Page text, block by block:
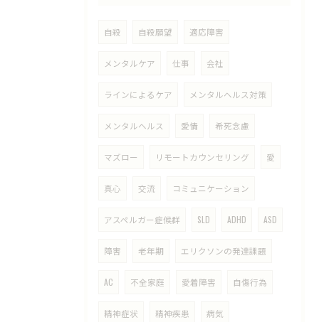
自殺 自殺願望 適応障害
メンタルケア 仕事 会社
ラインによるケア メンタルヘルス対策
メンタルヘルス 愛情 希死念慮
マズロー リモートカウンセリング 愛
真心 交流 コミュニケーション
アスペルガー症候群 SLD ADHD ASD
障害 老年期 エリクソンの発達課題
AC 不全家庭 愛着障害 自傷行為
精神症状 精神疾患 病気